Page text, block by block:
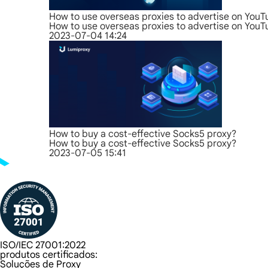
How to use overseas proxies to advertise on
How to use overseas proxies to advertise on
2023-07-04 14:24
How to buy a cost-effective Socks5 proxy?
How to buy a cost-effective Socks5 proxy?
2023-07-05 15:41
ISO/IEC 27001:2022
produtos certificados:
Soluções de Proxy